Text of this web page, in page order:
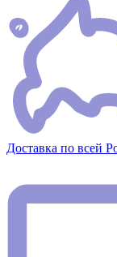
Доставка по всей